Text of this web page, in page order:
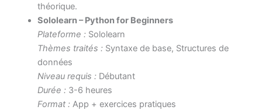
théorique.
Sololearn – Python for Beginners
Plateforme :Sololearn
Thèmes traités :Syntaxe de base, Structures de
données
Niveau requis :Débutant
Durée :3-6 heures
Format :App + exercices pratiques